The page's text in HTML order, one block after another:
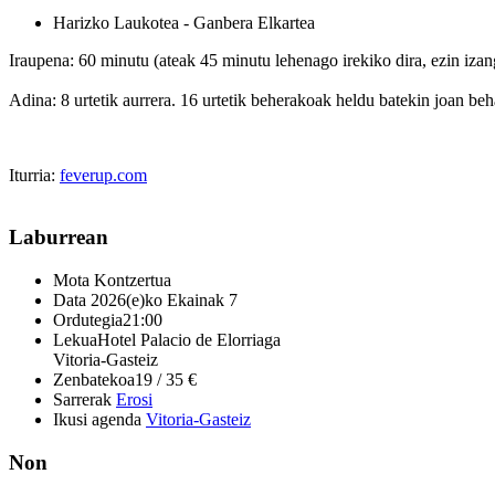
Harizko Laukotea - Ganbera Elkartea
Iraupena: 60 minutu (ateak 45 minutu lehenago irekiko dira, ezin
Adina: 8 urtetik aurrera. 16 urtetik beherakoak heldu batekin joan
Iturria: feverup.com
Laburrean
Mota Kontzertua
Data 2026(e)ko Ekainak 7
Ordutegia21:00
LekuaHotel Palacio de Elorriaga
Vitoria-Gasteiz
Zenbatekoa19 / 35 €
Sarrerak Erosi
Ikusi agenda Vitoria-Gasteiz
Non